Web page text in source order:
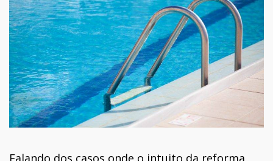
Falando dos casos onde o intuito da reforma